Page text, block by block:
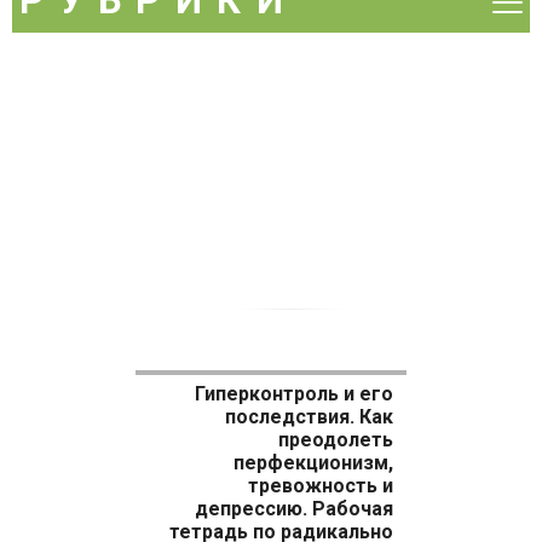
Гиперконтроль и его
последствия. Как
преодолеть
перфекционизм,
тревожность и
депрессию. Рабочая
тетрадь по радикально
Рекомендуем
Зарубежная литература
Медицинская литература